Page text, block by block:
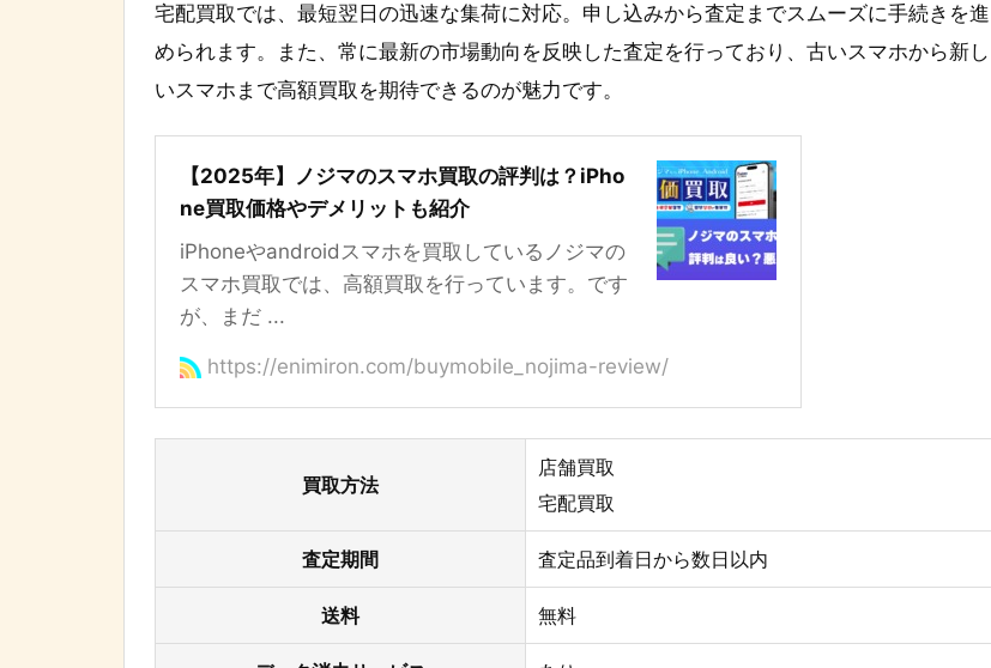
宅配買取では、最短翌日の迅速な集荷に対応。申し込みから査定までスムーズに手続きを進
められます。また、常に最新の市場動向を反映した査定を行っており、古いスマホから新し
いスマホまで高額買取を期待できるのが魅力です。
【2025年】ノジマのスマホ買取の評判は？iPho
ne買取価格やデメリットも紹介
iPhoneやandroidスマホを買取しているノジマの
スマホ買取では、高額買取を行っています。です
が、まだ ...
https://enimiron.com/buymobile_nojima-review/
買取方法
店舗買取
宅配買取
査定期間 査定品到着日から数日以内
送料 無料